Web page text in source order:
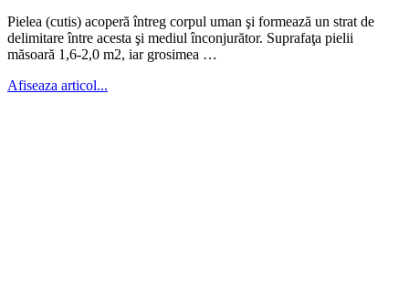
Pielea (cutis) acoperă întreg corpul uman şi formează un strat de
delimitare între acesta şi mediul înconjurător. Suprafaţa pielii
măsoară 1,6-2,0 m2, iar grosimea …
Afiseaza articol...